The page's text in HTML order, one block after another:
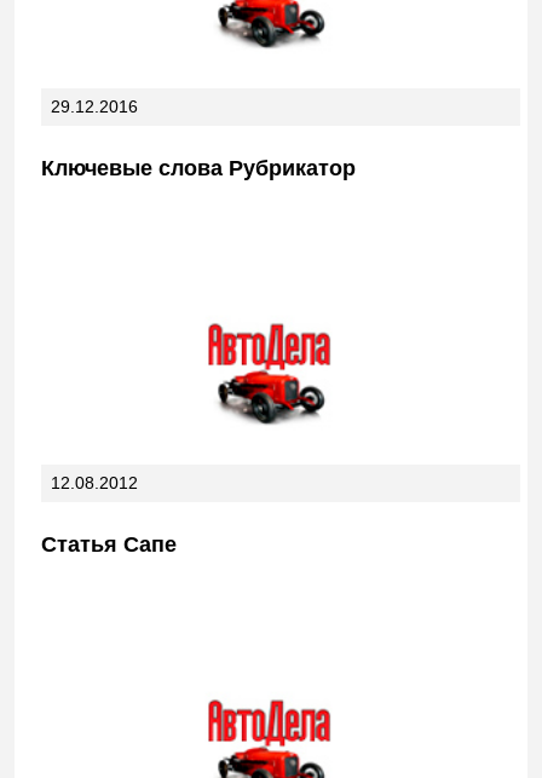
29.12.2016
Ключевые слова Рубрикатор
12.08.2012
Статья Сапе